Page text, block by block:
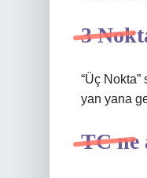
3
“Üç
yan yana
TC ne